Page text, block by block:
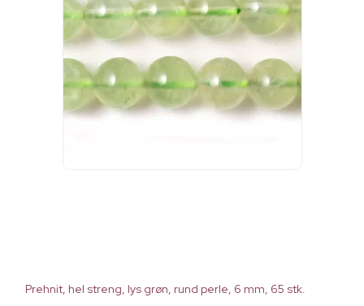
Prehnit, hel streng, lys grøn, rund perle, 6 mm, 65 stk.